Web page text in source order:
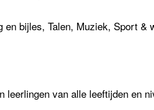
en bijles, Talen, Muziek, Sport &
leerlingen van alle leeftijden en